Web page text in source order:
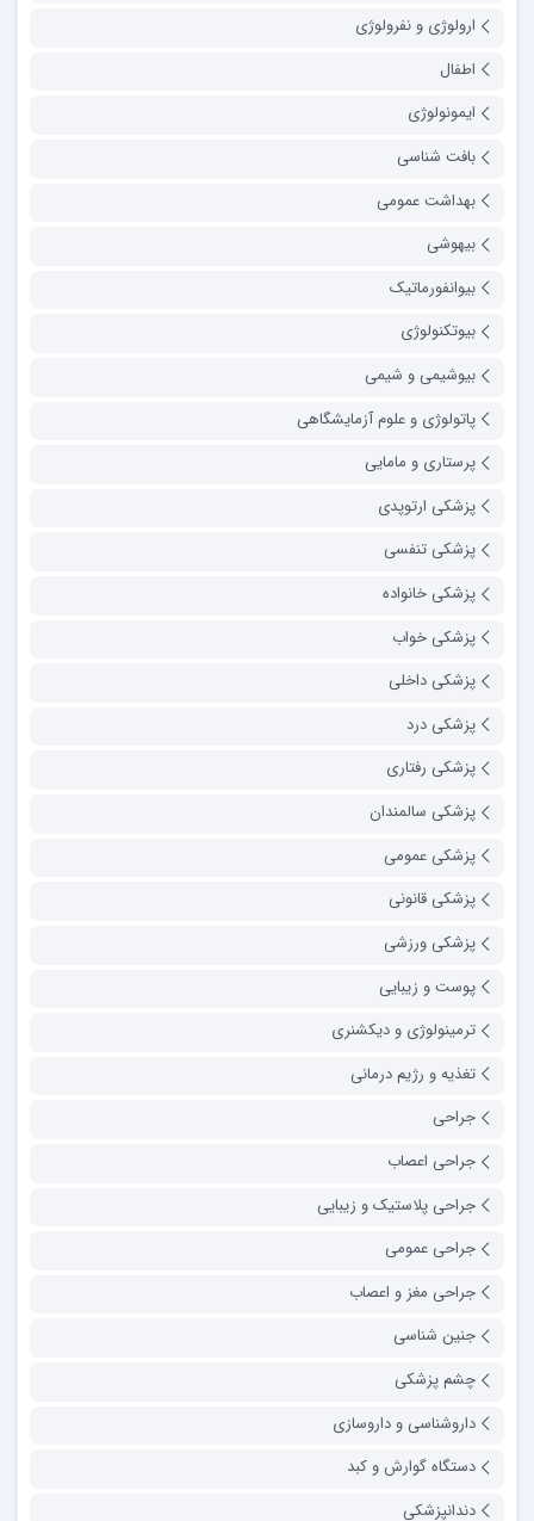
ارولوژی و نفرولوژی
اطفال
ایمونولوژی
بافت شناسی
بهداشت عمومی
بیهوشی
بیوانفورماتیک
بیوتکنولوژی
بیوشیمی و شیمی
پاتولوژی و علوم آزمایشگاهی
پرستاری و مامایی
پزشکی ارتوپدی
پزشکی تنفسی
پزشکی خانواده
پزشکی خواب
پزشکی داخلی
پزشکی درد
پزشکی رفتاری
پزشکی سالمندان
پزشکی عمومی
پزشکی قانونی
پزشکی ورزشی
پوست و زیبایی
ترمینولوژی و دیکشنری
تغذیه و رژیم درمانی
جراحی
جراحی اعصاب
جراحی پلاستیک و زیبایی
جراحی عمومی
جراحی مغز و اعصاب
جنین شناسی
چشم پزشکی
داروشناسی و داروسازی
دستگاه گوارش و کبد
دندانپزشکی